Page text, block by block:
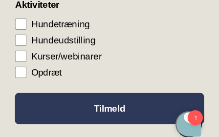
Vi bruger cookies til teknisk funktionalitet samt
trafikmåling for at optimere vores hjemmeside og
levere den bedst mulige service og
brugeroplevelse. Ved at trykke ”Accepter alle”
giver du samtykke til disse formål.
ACCEPTER NØDVENDIGE COOKIES
INDSTILLINGER
Aktiviteter
Hundetræning
Hundeudstilling
Kurser/webinarer
Opdræt
Tilmeld